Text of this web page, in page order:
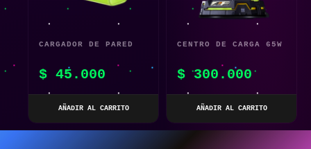
CARGADOR DE PARED
DE CARGA RÁPIDA 6
EN 1
$ 45.000
AÑADIR AL CARRITO
CENTRO DE CARGA 65W
GAN TIPO C DISEÑO
MECHA
$ 300.000
AÑADIR AL CARRITO